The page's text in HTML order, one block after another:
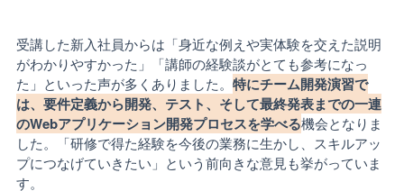
受講した新入社員からは「身近な例えや実体験を交えた説明
がわかりやすかった」「講師の経験談がとても参考になっ
た」といった声が多くありました。 特にチーム開発演習で
は、要件定義から開発、テスト、そして最終発表までの一連
のWebアプリケーション開発プロセスを学べる機会となりま
した。「研修で得た経験を今後の業務に生かし、スキルアッ
プにつなげていきたい」という前向きな意見も挙がっていま
す。